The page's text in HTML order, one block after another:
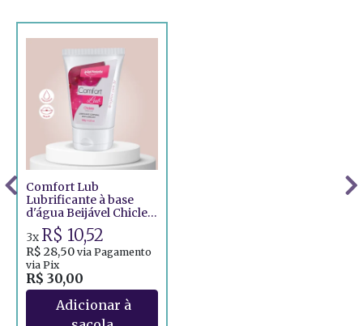
Comfort Lub
Lubrificante à base
d'água Beijável Chiclete
- 120g
R$ 30,00
3x R$ 10,52
R$ 28,50 via Pagamento
via Pix